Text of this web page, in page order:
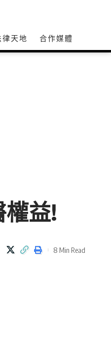
律天地 合作媒體
益!
8 Min Read